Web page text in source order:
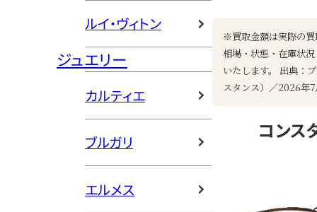
ルイ・ヴィトン
ジュエリー
カルティエ
ブルガリ
エルメス
※買取金額は実際の
相場・状態・在庫状
いたします。 出典：
スタンス）／2026年
コンス